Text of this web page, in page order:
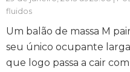
fluidos
Um balão de massa M
seu único ocupante
que logo passa a cair